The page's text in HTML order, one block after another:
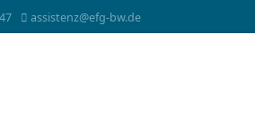
assistenz@efg-bw.de